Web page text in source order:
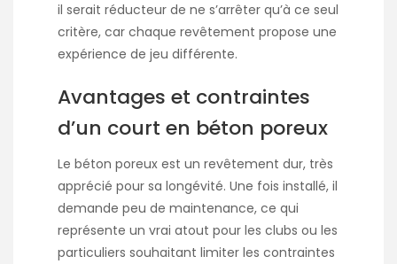
il serait réducteur de ne s’arrêter qu’à ce seul
critère, car chaque revêtement propose une
expérience de jeu différente.
Avantages et contraintes
d’un court en béton poreux
Le béton poreux est un revêtement dur, très
apprécié pour sa longévité. Une fois installé, il
demande peu de maintenance, ce qui
représente un vrai atout pour les clubs ou les
particuliers souhaitant limiter les contraintes